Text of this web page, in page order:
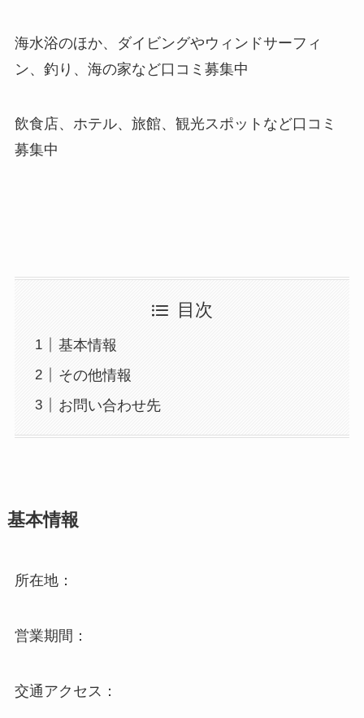
海水浴のほか、ダイビングやウィンドサーフィ
ン、釣り、海の家など口コミ募集中
飲食店、ホテル、旅館、観光スポットなど口コミ
募集中
目次
基本情報
その他情報
お問い合わせ先
基本情報
所在地：
営業期間：
交通アクセス：